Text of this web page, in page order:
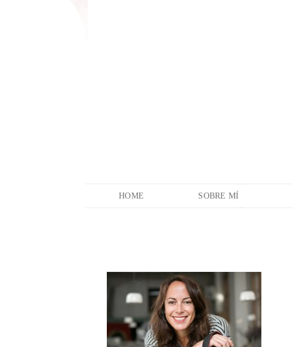
HOME SOBRE MÍ